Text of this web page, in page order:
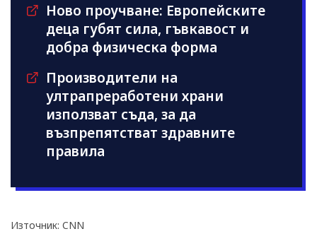
Ново проучване: Европейските
деца губят сила, гъвкавост и
добра физическа форма
Производители на
ултрапреработени храни
използват съдa, за да
възпрепятстват здравните
правила
Източник: CNN